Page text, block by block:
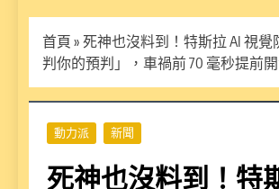
首頁 » 死神也沒料到！特斯拉 AI 視覺
判你的預判」，車禍前 70 毫秒提前
動力派 新聞
死神也沒料到！特